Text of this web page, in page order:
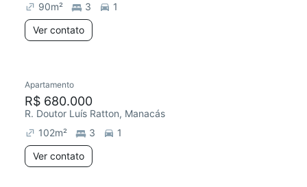
90m² 3
1
Ver contato
Redecorar
Apartamento
R$ 680.000
R. Doutor Luís Ratton, Manacás
102m² 3
1
Ver contato